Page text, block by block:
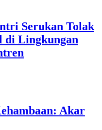
Serukan Tolak
di Lingkungan
Akar